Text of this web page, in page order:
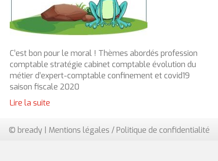
C’est bon pour le moral ! Thèmes abordés profession
comptable stratégie cabinet comptable évolution du
métier d’expert-comptable confinement et covid19
saison fiscale 2020
Lire la suite
© bready | Mentions légales / Politique de confidentialité